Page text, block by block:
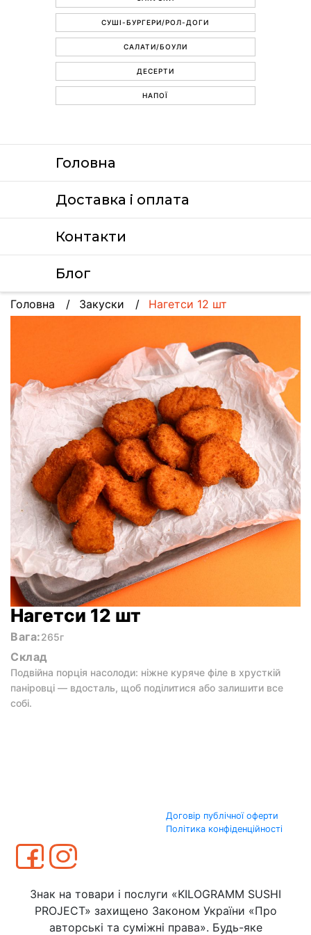
СУШІ-БУРГЕРИ/РОЛ-ДОГИ
САЛАТИ/БОУЛИ
ДЕСЕРТИ
НАПОЇ
Головна
Доставка i оплата
Контакти
Блог
Головна Закуски Нагетси 12 шт
Нагетси 12 шт
Вага:265г
Склад
Подвійна порція насолоди: ніжне куряче філе в хрусткій
паніровці — вдосталь, щоб поділитися або залишити все
собі.
Договір публічної оферти
Політика конфіденційності
Знак на товари і послуги «KILOGRAMM SUSHI
PROJECT» захищено Законом України «Про
авторські та суміжні права». Будь-яке